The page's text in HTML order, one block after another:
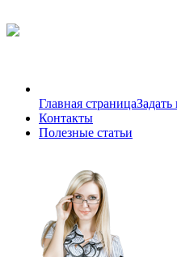
Главная страница
Контакты
Полезные статьи